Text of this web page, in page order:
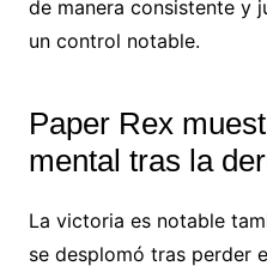
de manera consistente y
un control notable.
Paper Rex
mental tras la
La victoria es notable
se desplomó tras perder